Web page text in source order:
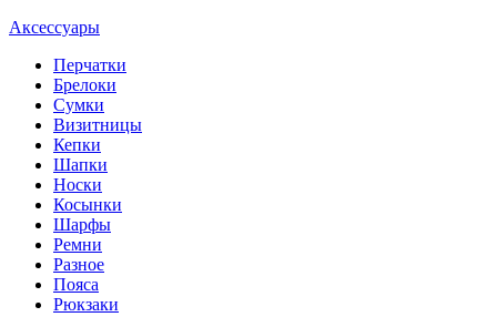
Аксессуары
Перчатки
Брелоки
Сумки
Визитницы
Кепки
Шапки
Носки
Косынки
Шарфы
Ремни
Разное
Пояса
Рюкзаки